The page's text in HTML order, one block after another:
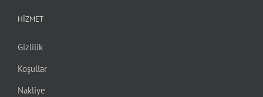
HIZMET
Gizlilik
Koşullar
Nakliye